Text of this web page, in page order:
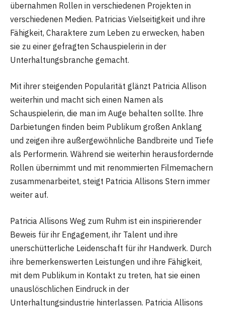
übernahmen Rollen in verschiedenen Projekten in
verschiedenen Medien. Patricias Vielseitigkeit und ihre
Fähigkeit, Charaktere zum Leben zu erwecken, haben
sie zu einer gefragten Schauspielerin in der
Unterhaltungsbranche gemacht.
Mit ihrer steigenden Popularität glänzt Patricia Allison
weiterhin und macht sich einen Namen als
Schauspielerin, die man im Auge behalten sollte. Ihre
Darbietungen finden beim Publikum großen Anklang
und zeigen ihre außergewöhnliche Bandbreite und Tiefe
als Performerin. Während sie weiterhin herausfordernde
Rollen übernimmt und mit renommierten Filmemachern
zusammenarbeitet, steigt Patricia Allisons Stern immer
weiter auf.
Patricia Allisons Weg zum Ruhm ist ein inspirierender
Beweis für ihr Engagement, ihr Talent und ihre
unerschütterliche Leidenschaft für ihr Handwerk. Durch
ihre bemerkenswerten Leistungen und ihre Fähigkeit,
mit dem Publikum in Kontakt zu treten, hat sie einen
unauslöschlichen Eindruck in der
Unterhaltungsindustrie hinterlassen. Patricia Allisons